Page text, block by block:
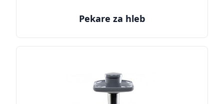
Pekare za hleb